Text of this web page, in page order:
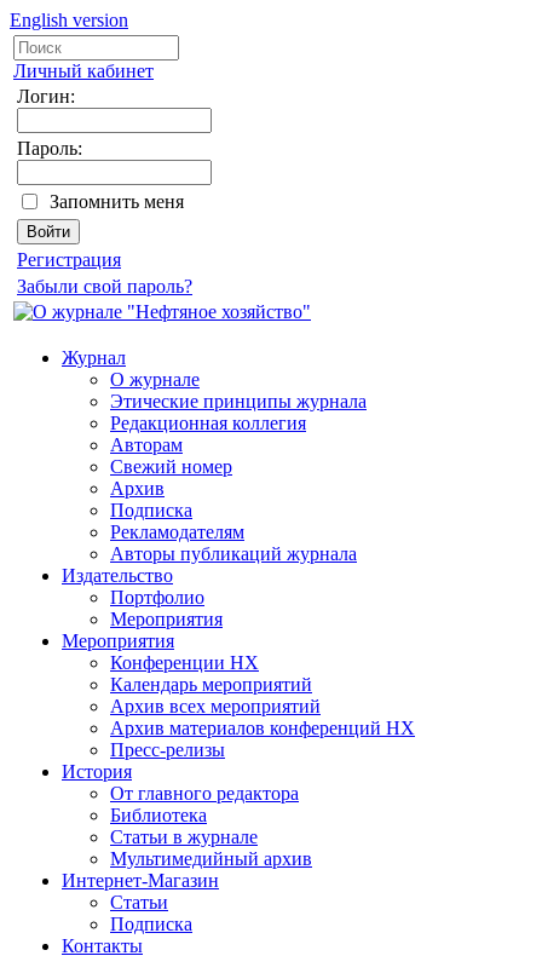
English version
Личный кабинет
Логин:
Пароль:
Запомнить меня
Регистрация
Забыли свой пароль?
Журнал
О журнале
Этические принципы журнала
Редакционная коллегия
Авторам
Свежий номер
Архив
Подписка
Рекламодателям
Авторы публикаций журнала
Издательство
Портфолио
Мероприятия
Мероприятия
Конференции НХ
Календарь мероприятий
Архив всех мероприятий
Архив материалов конференций НХ
Пресс-релизы
История
От главного редактора
Библиотека
Статьи в журнале
Мультимедийный архив
Интернет-Магазин
Статьи
Подписка
Контакты